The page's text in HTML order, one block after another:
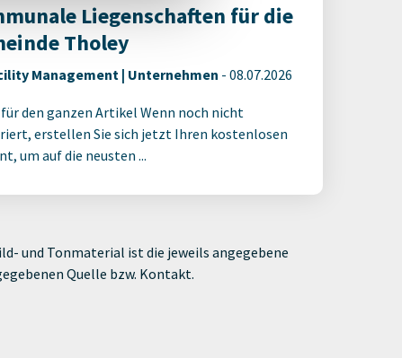
Liegenschaften für die
Tholey
Management | Unternehmen - 08.07.2026
den ganzen Artikel Wenn noch nicht
erstellen Sie sich jetzt Ihren kostenlosen
um auf die neusten ...
und Tonmaterial ist die jeweils angegebene
Quelle bzw. Kontakt.